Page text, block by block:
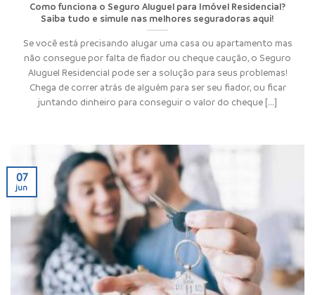
Como funciona o Seguro Aluguel para Imóvel Residencial?
Saiba tudo e simule nas melhores seguradoras aqui!
Se você está precisando alugar uma casa ou apartamento mas
não consegue por falta de fiador ou cheque caução, o Seguro
Aluguel Residencial pode ser a solução para seus problemas!
Chega de correr atrás de alguém para ser seu fiador, ou ficar
juntando dinheiro para conseguir o valor do cheque [...]
07
jun